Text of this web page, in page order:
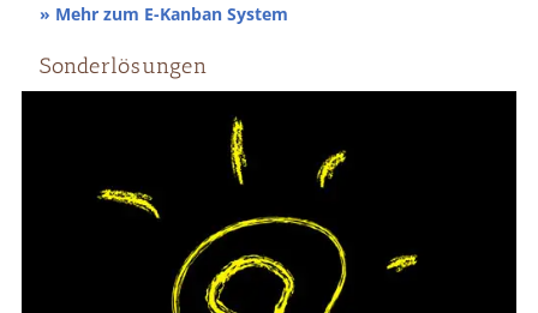
» Mehr zum E-Kanban System
Sonderlösungen